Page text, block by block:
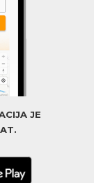
JE